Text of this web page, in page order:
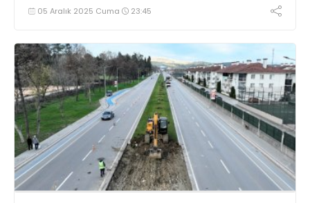
05 Aralık 2025 Cuma 23:45